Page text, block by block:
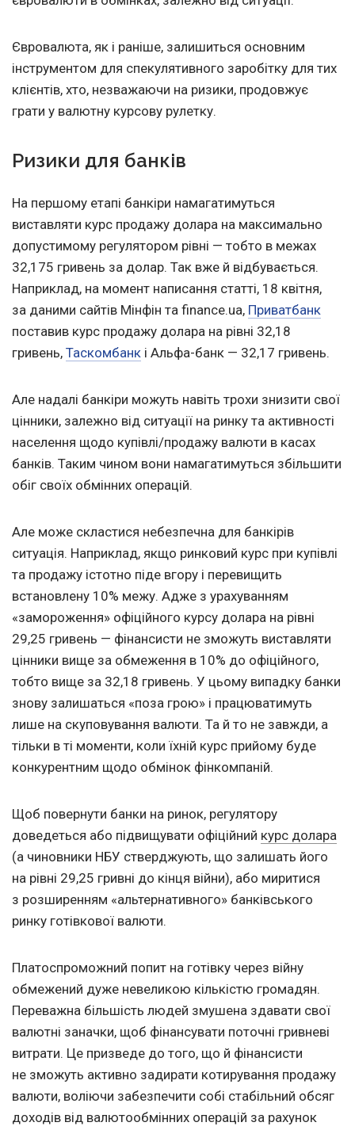
Євровалюта, як і раніше, залишиться основним
інструментом для спекулятивного заробітку для тих
клієнтів, хто, незважаючи на ризики, продовжує
грати у валютну курсову рулетку.
Ризики для банків
На першому етапі банкіри намагатимуться
виставляти курс продажу долара на максимально
допустимому регулятором рівні — тобто в межах
32,175 гривень за долар. Так вже й відбувається.
Наприклад, на момент написання статті, 18 квітня,
за даними сайтів Мінфін та finance.ua, Приватбанк
поставив курс продажу долара на рівні 32,18
гривень, Таскомбанк і Альфа-банк — 32,17 гривень.
Але надалі банкіри можуть навіть трохи знизити свої
цінники, залежно від ситуації на ринку та активності
населення щодо купівлі/продажу валюти в касах
банків. Таким чином вони намагатимуться збільшити
обіг своїх обмінних операцій.
Але може скластися небезпечна для банкірів
ситуація. Наприклад, якщо ринковий курс при купівлі
та продажу істотно піде вгору і перевищить
встановлену 10% межу. Адже з урахуванням
«замороження» офіційного курсу долара на рівні
29,25 гривень — фінансисти не зможуть виставляти
цінники вище за обмеження в 10% до офіційного,
тобто вище за 32,18 гривень. У цьому випадку банки
знову залишаться «поза грою» і працюватимуть
лише на скуповування валюти. Та й то не завжди, а
тільки в ті моменти, коли їхній курс прийому буде
конкурентним щодо обмінок фінкомпаній.
Щоб повернути банки на ринок, регулятору
доведеться або підвищувати офіційний курс долара
(а чиновники НБУ стверджують, що залишать його
на рівні 29,25 гривні до кінця війни), або миритися
з розширенням «альтернативного» банківського
ринку готівкової валюти.
Платоспроможний попит на готівку через війну
обмежений дуже невеликою кількістю громадян.
Переважна більшість людей змушена здавати свої
валютні заначки, щоб фінансувати поточні гривневі
витрати. Це призведе до того, що й фінансисти
не зможуть активно задирати котирування продажу
валюти, воліючи забезпечити собі стабільний обсяг
доходів від валютообмінних операцій за рахунок